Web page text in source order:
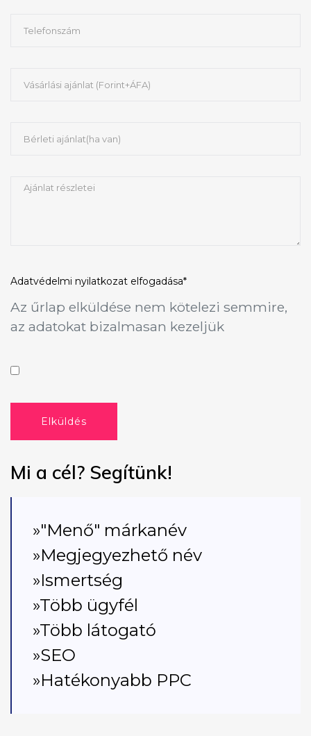
Adatvédelmi nyilatkozat elfogadása*
Az űrlap elküldése nem kötelezi semmire,
az adatokat bizalmasan kezeljük
Elküldés
Mi a cél? Segítünk!
»"Menő" márkanév
»Megjegyezhető név
»Ismertség
»Több ügyfél
»Több látogató
»SEO
»Hatékonyabb PPC